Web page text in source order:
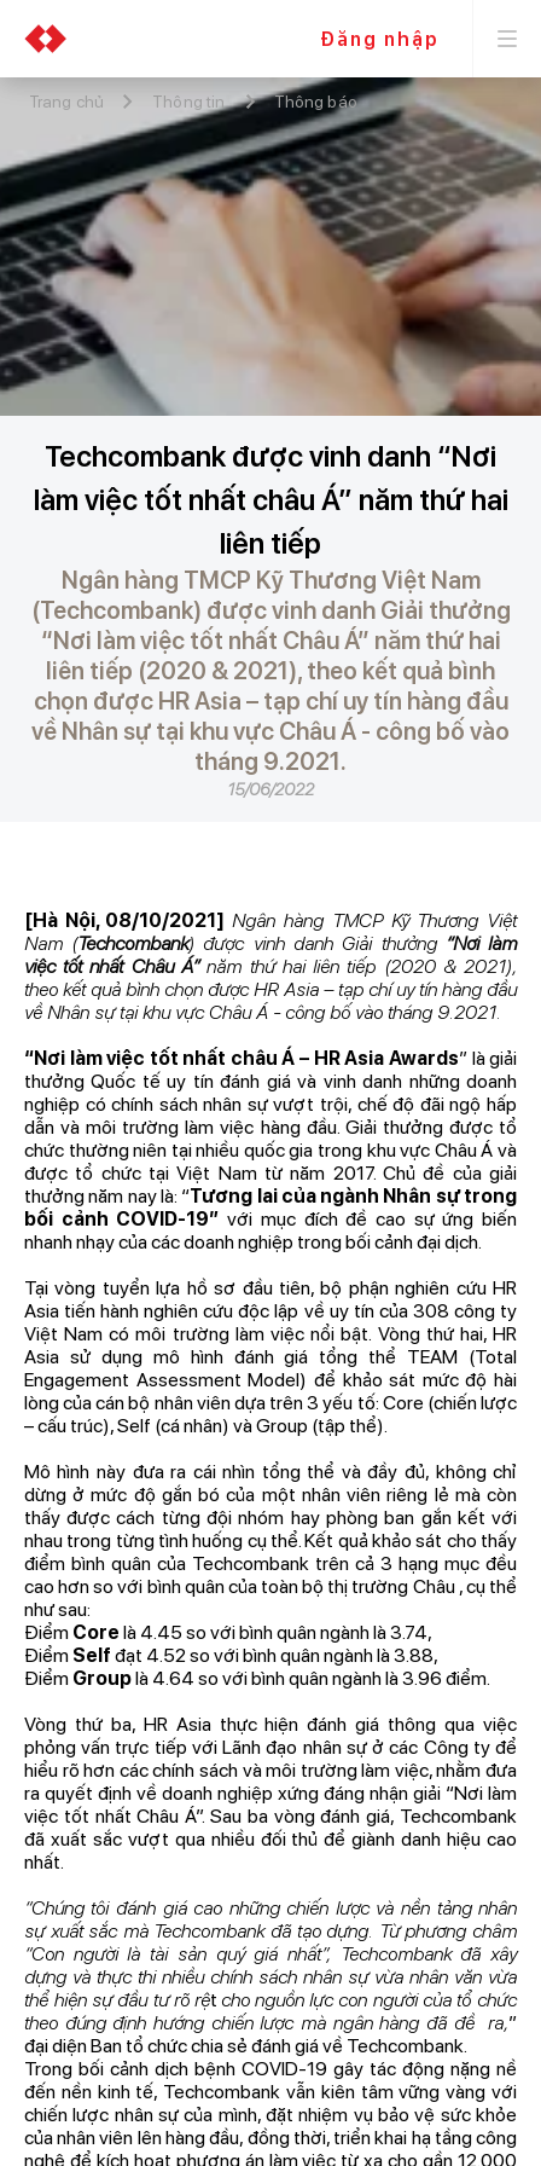
Đăng nhập
Trang chủ Thông tin Thông báo
Techcombank được vinh danh “Nơi
làm việc tốt nhất châu Á” năm thứ hai
liên tiếp
Ngân hàng TMCP Kỹ Thương Việt Nam
(Techcombank) được vinh danh Giải thưởng
“Nơi làm việc tốt nhất Châu Á” năm thứ hai
liên tiếp (2020 & 2021), theo kết quả bình
chọn được HR Asia – tạp chí uy tín hàng đầu
về Nhân sự tại khu vực Châu Á - công bố vào
tháng 9.2021.
15/06/2022
[Hà Nội, 08/10/2021]Ngân hàng TMCP Kỹ Thương Việt
Nam (Techcombank) được vinh danh Giải thưởng “Nơi làm
việc tốt nhất Châu Á”năm thứ hai liên tiếp (2020 & 2021),
theo kết quả bình chọn được HR Asia – tạp chí uy tín hàng đầu
về Nhân sự tại khu vực Châu Á - công bố vào tháng 9.2021.
“Nơi làm việc tốt nhất châu Á – HR Asia Awards” là giải
thưởng Quốc tế uy tín đánh giá và vinh danh những doanh
nghiệp có chính sách nhân sự vượt trội, chế độ đãi ngộ hấp
dẫn và môi trường làm việc hàng đầu. Giải thưởng được tổ
chức thường niên tại nhiều quốc gia trong khu vực Châu Á và
được tổ chức tại Việt Nam từ năm 2017. Chủ đề của giải
thưởng năm nay là: “Tương lai của ngành Nhân sự trong
bối cảnh COVID-19”với mục đích đề cao sự ứng biến
nhanh nhạy của các doanh nghiệp trong bối cảnh đại dịch.
Tại vòng tuyển lựa hồ sơ đầu tiên, bộ phận nghiên cứu HR
Asia tiến hành nghiên cứu độc lập về uy tín của 308 công ty
Việt Nam có môi trường làm việc nổi bật. Vòng thứ hai, HR
Asia sử dụng mô hình đánh giá tổng thể TEAM (Total
Engagement Assessment Model) để khảo sát mức độ hài
lòng của cán bộ nhân viên dựa trên 3 yếu tố: Core (chiến lược
– cấu trúc), Self (cá nhân) và Group (tập thể).
Mô hình này đưa ra cái nhìn tổng thể và đầy đủ, không chỉ
dừng ở mức độ gắn bó của một nhân viên riêng lẻ mà còn
thấy được cách từng đội nhóm hay phòng ban gắn kết với
nhau trong từng tình huống cụ thể. Kết quả khảo sát cho thấy
điểm bình quân của Techcombank trên cả 3 hạng mục đều
cao hơn so với bình quân của toàn bộ thị trường Châu , cụ thể
như sau:
Điểm Core là 4.45 so với bình quân ngành là 3.74,
ĐiểmSelf đạt 4.52 so với bình quân ngành là 3.88,
Điểm Grouplà 4.64 so với bình quân ngành là 3.96 điểm.
Vòng thứ ba, HR Asia thực hiện đánh giá thông qua việc
phỏng vấn trực tiếp với Lãnh đạo nhân sự ở các Công ty để
hiểu rõ hơn các chính sách và môi trường làm việc, nhằm đưa
ra quyết định về doanh nghiệp xứng đáng nhận giải “Nơi làm
việc tốt nhất Châu Á”. Sau ba vòng đánh giá, Techcombank
đã xuất sắc vượt qua nhiều đối thủ để giành danh hiệu cao
nhất.
“Chúng tôi đánh giá cao những chiến lược và nền tảng nhân
sự xuất sắc mà Techcombank đã tạo dựng. Từ phương châm
“Con người là tài sản quý giá nhất”, Techcombank đã xây
dựng và thực thi nhiều chính sách nhân sự vừa nhân văn vừa
thể hiện sự đầu tư rõ rệt cho nguồn lực con người của tổ chức
theo đúng định hướng chiến lược mà ngân hàng đã đề ra,”
đại diện Ban tổ chức chia sẻ đánh giá về Techcombank.
Trong bối cảnh dịch bệnh COVID-19 gây tác động nặng nề
đến nền kinh tế, Techcombank vẫn kiên tâm vững vàng với
chiến lược nhân sự của mình, đặt nhiệm vụ bảo vệ sức khỏe
của nhân viên lên hàng đầu, đồng thời, triển khai hạ tầng công
nghệ để kích hoạt phương án làm việc từ xa cho gần 12.000